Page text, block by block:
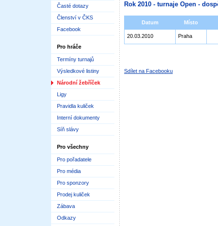
Časté dotazy
Členství v ČKS
Facebook
Pro hráče
Termíny turnajů
Výsledkové listiny
Národní žebříček
Ligy
Pravidla kuliček
Interní dokumenty
Síň slávy
Pro všechny
Pro pořadatele
Pro média
Pro sponzory
Prodej kuliček
Zábava
Odkazy
Rok 2010 - turnaje Open -
Datum Místo
20.03.2010 Praha
Sdílet na Facebooku